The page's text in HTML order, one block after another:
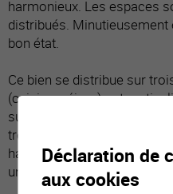
harmonieux. Les espaces
distribués. Minutieusement
bon état.
Ce bien se distribue sur
(cuisine, séjour) est
sur une belle terrasse et
trois grandes chambres se
habitation répond à toutes
une famille.
Déclaration de
aux cookies